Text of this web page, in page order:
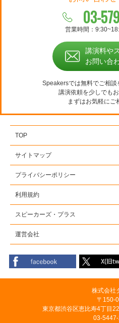
03-
営業時間：
講演料や
お問い合
Speakersでは無料でご相談
講演依頼を少しでも
まずはお気軽にご
TOP
サイトマップ
プライバシーポリシー
利用規約
スピーカーズ・プラス
運営会社
株式会社
〒150-
東京都渋谷区恵比寿4丁
03-